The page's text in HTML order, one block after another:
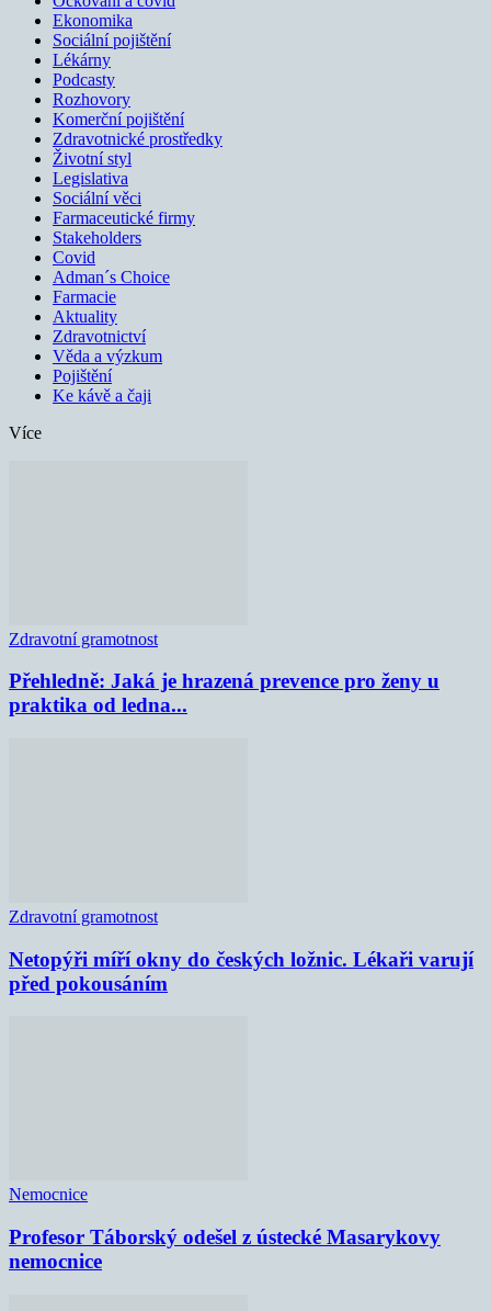
Ekonomika
Sociální pojištění
Lékárny
Podcasty
Rozhovory
Komerční pojištění
Zdravotnické prostředky
Životní styl
Legislativa
Sociální věci
Farmaceutické firmy
Stakeholders
Covid
Adman´s Choice
Farmacie
Aktuality
Zdravotnictví
Věda a výzkum
Pojištění
Ke kávě a čaji
Více
Zdravotní gramotnost
Přehledně: Jaká je hrazená prevence pro ženy u
praktika od ledna...
Zdravotní gramotnost
Netopýři míří okny do českých ložnic. Lékaři varují
před pokousáním
Nemocnice
Profesor Táborský odešel z ústecké Masarykovy
nemocnice